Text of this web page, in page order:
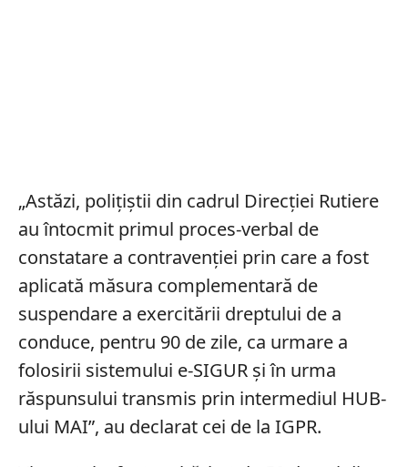
„Astăzi, polițiștii din cadrul Direcției Rutiere
au întocmit primul proces-verbal de
constatare a contravenției prin care a fost
aplicată măsura complementară de
suspendare a exercitării dreptului de a
conduce, pentru 90 de zile, ca urmare a
folosirii sistemului e-SIGUR și în urma
răspunsului transmis prin intermediul HUB-
ului MAI”, au declarat cei de la IGPR.